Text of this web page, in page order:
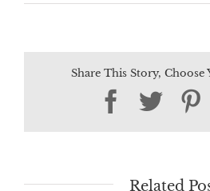
Share This Story,
Facebook
Related